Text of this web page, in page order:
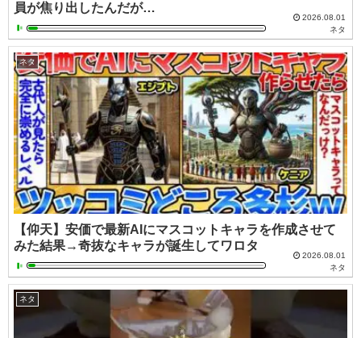
員が焦り出したんだが…
2026.08.01
ネタ
ネタ
【仰天】安価で最新AIにマスコットキャラを作成させて
みた結果→奇抜なキャラが誕生してワロタ
2026.08.01
ネタ
ネタ